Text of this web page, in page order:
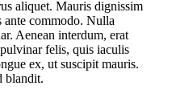
aliquet. Mauris dignissim
ante commodo. Nulla
Aenean interdum, erat
felis, quis iaculis
ex, ut suscipit mauris.
blandit.